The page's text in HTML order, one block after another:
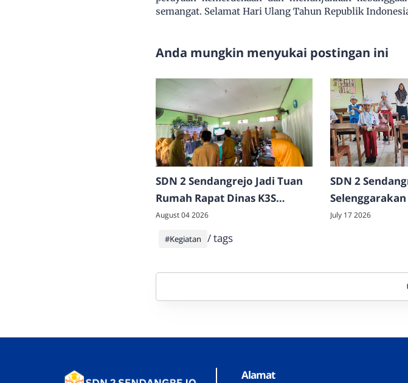
semangat. Selamat Hari Ulang Tahun Republik
Anda mungkin menyukai postingan ini
SDN 2 Sendangrejo Jadi Tuan
Rumah Rapat Dinas K3S
Kecamatan Klego, Tampilkan
Beragam Potensi dan Prestasi
Sekolah
August 04 2026
SDN 2
Selenggarakan
Ramah Tahun
July 17 2026
/ tags
#Kegiatan
Alamat